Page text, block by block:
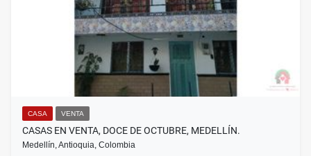
CASA VENTA
CASAS EN VENTA, DOCE DE OCTUBRE, MEDELLÍN.
Medellín, Antioquia, Colombia